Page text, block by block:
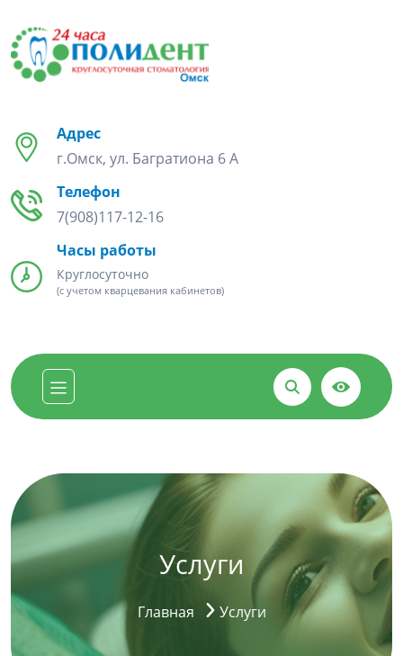
Адрес
г.Омск, ул. Багратиона 6 А
Телефон
7(908)117-12-16
Часы работы
Круглосуточно
(с учетом кварцевания кабинетов)
Услуги
Главная Услуги